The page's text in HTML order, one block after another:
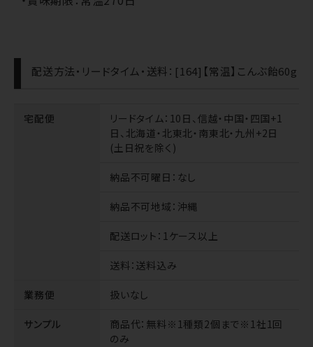
配送方法・リードタイム・送料：[164]【常温】こんぶ飴60g
宅配便 リードタイム：10日、信越・中国・四国+1
日、北海道・北東北・南東北・九州+2日
(土日祝を除く)
納品不可曜日 ：なし
納品不可地域 ：沖縄
配送ロット ：1ケース以上
送料：送料込み
業務便 扱いなし
サンプル 商品代：無料※1種類2個まで※1社1回
のみ